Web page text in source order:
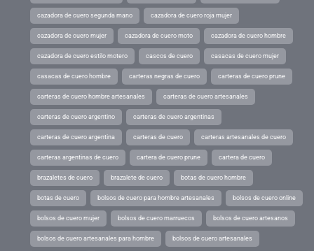
cazadora de cuero segunda mano cazadora de cuero roja mujer
cazadora de cuero mujer cazadora de cuero moto cazadora de cuero hombre
cazadora de cuero estilo motero cascos de cuero casacas de cuero mujer
casacas de cuero hombre carteras negras de cuero carteras de cuero prune
carteras de cuero hombre artesanales carteras de cuero artesanales
carteras de cuero argentino carteras de cuero argentinas
carteras de cuero argentina carteras de cuero carteras artesanales de cuero
carteras argentinas de cuero cartera de cuero prune cartera de cuero
brazaletes de cuero brazalete de cuero botas de cuero hombre
botas de cuero bolsos de cuero para hombre artesanales bolsos de cuero online
bolsos de cuero mujer bolsos de cuero marruecos bolsos de cuero artesanos
bolsos de cuero artesanales para hombre bolsos de cuero artesanales